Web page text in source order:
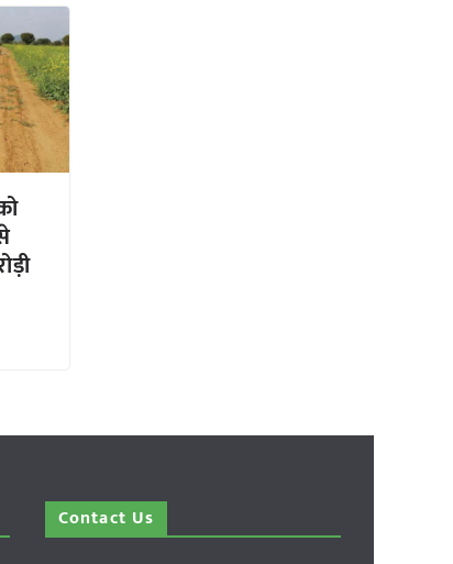
Contact Us